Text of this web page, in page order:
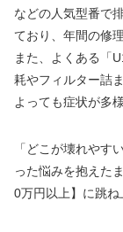
などの人気型番で
ており、年間の修
また、よくある「
耗やフィルター詰
よっても症状が多
「どこが壊れやす
った悩みを抱えた
0万円以上】に跳ね